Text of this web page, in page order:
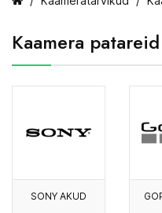
Kaamera
SONY AKUD